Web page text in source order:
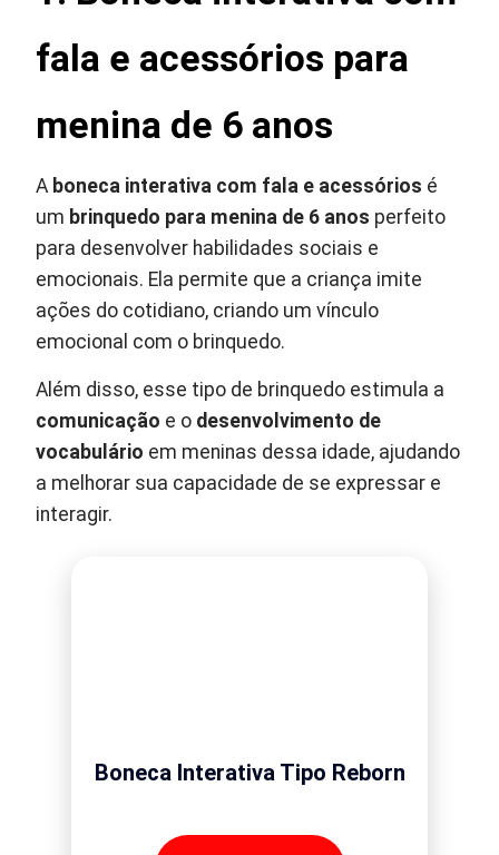
fala e acessórios para
menina de 6 anos
A boneca interativa com fala e acessórios é
um brinquedo para menina de 6 anos perfeito
para desenvolver habilidades sociais e
emocionais. Ela permite que a criança imite
ações do cotidiano, criando um vínculo
emocional com o brinquedo.
Além disso, esse tipo de brinquedo estimula a
comunicação e o desenvolvimento de
vocabulário em meninas dessa idade, ajudando
a melhorar sua capacidade de se expressar e
interagir.
Boneca Interativa Tipo Reborn